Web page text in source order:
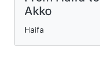
Akko
Haifa